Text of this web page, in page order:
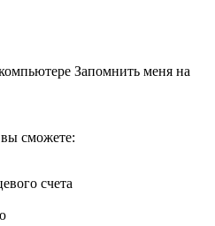
Запомнить меня на
сможете:
счета